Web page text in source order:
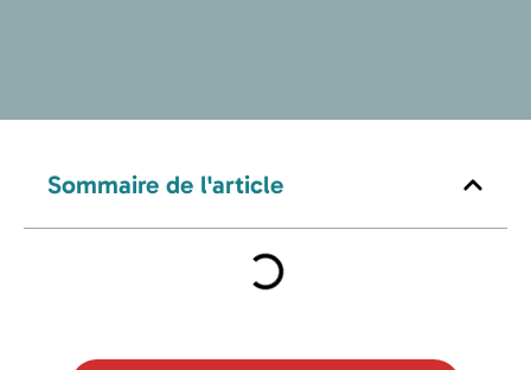
Sommaire de l'article